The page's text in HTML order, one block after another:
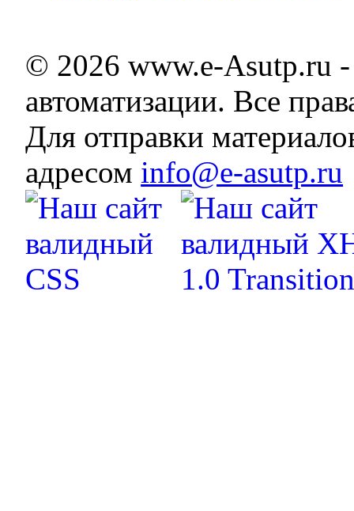
© 2026 www.e-Asutp.ru
автоматизации. Все
Для отправки
адресом info@e-asutp.ru